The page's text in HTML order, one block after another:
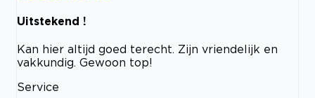
Uitstekend !
Kan hier altijd goed terecht. Zijn vriendelijk en
vakkundig. Gewoon top!
Service